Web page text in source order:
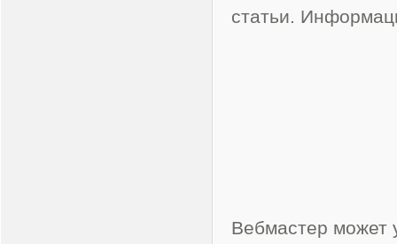
статьи.
Вебмастер может